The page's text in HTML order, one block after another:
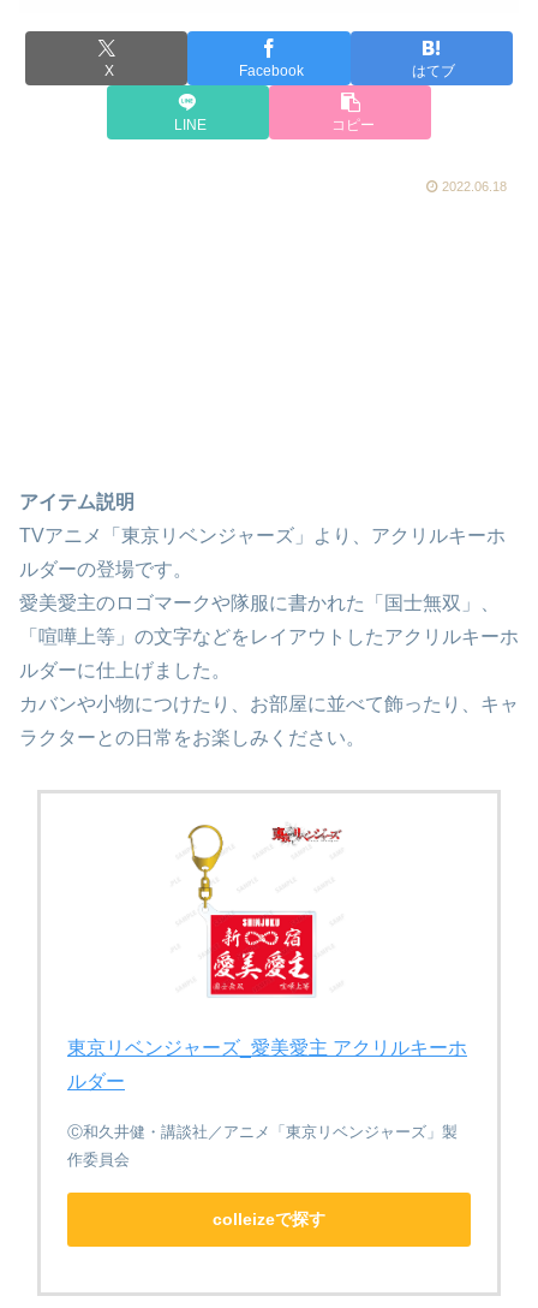
X Facebook はてブ
LINE コピー
2022.06.18
アイテム説明
TVアニメ「東京リベンジャーズ」より、アクリルキーホ
ルダーの登場です。
愛美愛主のロゴマークや隊服に書かれた「国士無双」、
「喧嘩上等」の文字などをレイアウトしたアクリルキーホ
ルダーに仕上げました。
カバンや小物につけたり、お部屋に並べて飾ったり、キャ
ラクターとの日常をお楽しみください。
東京リベンジャーズ_愛美愛主 アクリルキーホ
ルダー
Ⓒ和久井健・講談社／アニメ「東京リベンジャーズ」製
作委員会
colleizeで探す